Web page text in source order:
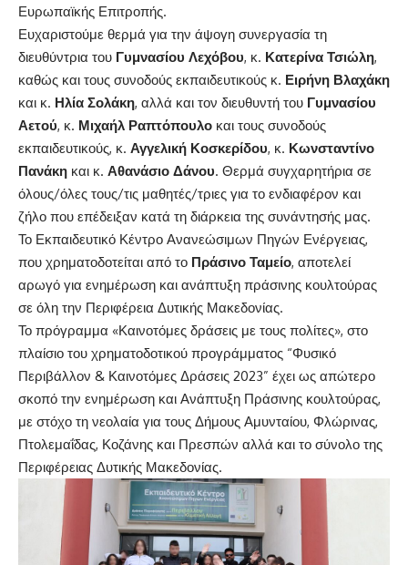
Ευρωπαϊκής Επιτροπής.
Ευχαριστούμε θερμά για την άψογη συνεργασία τη
διευθύντρια του Γυμνασίου Λεχόβου, κ. Κατερίνα Τσιώλη,
καθώς και τους συνοδούς εκπαιδευτικούς κ. Ειρήνη Βλαχάκη
και κ. Ηλία Σολάκη, αλλά και τον διευθυντή του Γυμνασίου
Αετού, κ. Μιχαήλ Ραπτόπουλο και τους συνοδούς
εκπαιδευτικούς, κ. Αγγελική Κοσκερίδου, κ. Κωνσταντίνο
Πανάκη και κ. Αθανάσιο Δάνου. Θερμά συγχαρητήρια σε
όλους/όλες τους/τις μαθητές/τριες για το ενδιαφέρον και
ζήλο που επέδειξαν κατά τη διάρκεια της συνάντησής μας.
Το Εκπαιδευτικό Κέντρο Ανανεώσιμων Πηγών Ενέργειας,
που χρηματοδοτείται από το Πράσινο Ταμείο, αποτελεί
αρωγό για ενημέρωση και ανάπτυξη πράσινης κουλτούρας
σε όλη την Περιφέρεια Δυτικής Μακεδονίας.
Το πρόγραμμα «Καινοτόμες δράσεις με τους πολίτες», στο
πλαίσιο του χρηματοδοτικού προγράμματος “Φυσικό
Περιβάλλον & Καινοτόμες Δράσεις 2023” έχει ως απώτερο
σκοπό την ενημέρωση και Ανάπτυξη Πράσινης κουλτούρας,
με στόχο τη νεολαία για τους Δήμους Αμυνταίου, Φλώρινας,
Πτολεμαΐδας, Κοζάνης και Πρεσπών αλλά και το σύνολο της
Περιφέρειας Δυτικής Μακεδονίας.